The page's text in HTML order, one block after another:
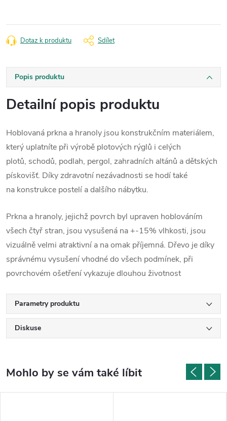
Dotaz k produktu Sdílet
Popis produktu
Detailní popis produktu
Hoblovaná prkna a hranoly jsou konstrukčním materiálem,
který uplatníte při výrobě plotových rýglů i celých
plotů, schodů, podlah, pergol, zahradních altánů adětských
pískovišť. Díky zdravotní nezávadnosti se hodí také
na konstrukce postelí adalšího nábytku.
Prkna a hranoly, jejichž povrch byl upraven hoblováním
všech čtyř stran, jsou vysušená na +-15% vlhkosti, jsou
vizuálně velmi atraktivní a na omak příjemná. Dřevo je díky
správnému vysušení vhodné do všech podmínek, při
povrchovém ošetření vykazuje dlouhou životnost
Parametry produktu
Diskuse